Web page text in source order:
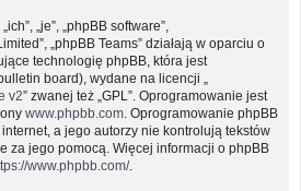
„je”, „phpBB software”,
„phpBB Teams” działają w oparciu o
technologię phpBB, która jest
board), wydane na licencji „
v2” zwanej też „GPL”. Oprogramowanie jest
www.phpbb.com . Oprogramowanie phpBB
a jego autorzy nie kontrolują tekstów
za jego pomocą. Więcej informacji o phpBB
www.phpbb.com/.